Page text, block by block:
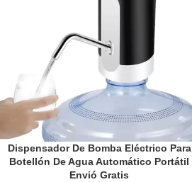
estructura resistente al desgaste diario.
Dispensador De Bomba Eléctrico Para
Botellón De Agua Automático Portátil
Envió Gratis